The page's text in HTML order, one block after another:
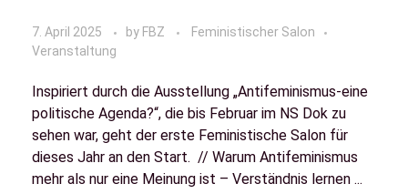
7. April 2025 by FBZ
Feministischer Salon
Veranstaltung
Inspiriert durch die Ausstellung „Antifeminismus-eine
politische Agenda?“, die bis Februar im NS Dok zu
sehen war, geht der erste Feministische Salon für
dieses Jahr an den Start. // Warum Antifeminismus
mehr als nur eine Meinung ist – Verständnis lernen ...